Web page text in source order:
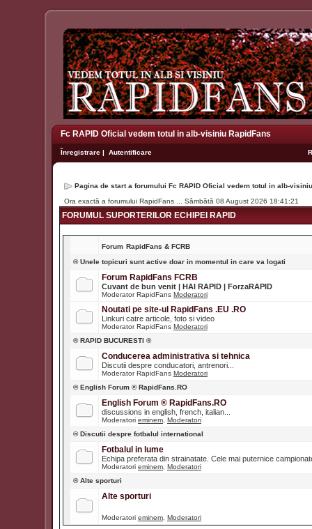
Fc RAPID Oficial vedem totul in alb-visiniu RapidFans
Înregistrare | Autentificare
Pagina de start a forumului Fc RAPID Oficial vedem totul in alb-
Ora exactă a forumului RapidFans ... Sâmbătă 08 August 2026 18:41:21
FORUMUL SUPORTERILOR ECHIPEI RAPID
Forum RapidFans & FCRB
® Unele topicuri sunt active doar in momentul in care va logati
Forum RapidFans FCRB
Cuvant de bun venit | HAI RAPID | ForzaRAPID
Moderator RapidFans Moderatori
Noutati pe site-ul RapidFans .EU .RO
Linkuri catre articole, foto si video
Moderator RapidFans Moderatori
® RAPID BUCURESTI ®
Conducerea administrativa si tehnica
Discutii despre conducatori, antrenori...
Moderator RapidFans Moderatori
® English Forum ® RapidFans.RO
English Forum ® RapidFans.RO
discussions in english, french, italian...
Moderatori eminem Moderatori
® Discutii despre fotbalul international
Fotbalul in lume
Echipa preferata din strainatate. Cele mai puternice
Moderatori eminem Moderatori
® Alte sporturi
Alte sporturi
Moderatori eminem Moderatori